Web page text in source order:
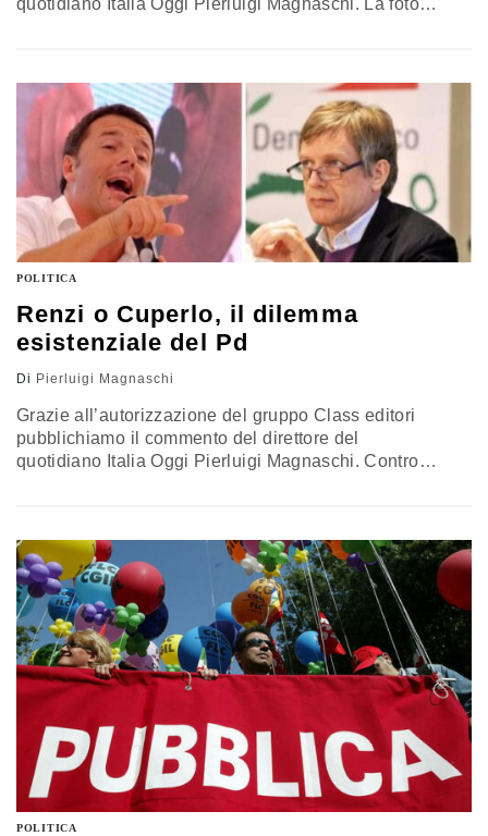
Siria combattono il regime sanguinario di Assad e che
esibiscono, con compiacimento, le armi, mentre si
preparano ad assassinare…
POLITICA
Renzi o Cuperlo, il dilemma
esistenziale del Pd
Di Pierluigi Magnaschi
Grazie all’autorizzazione del gruppo Class editori
pubblichiamo il commento del direttore del
quotidiano Italia Oggi Pierluigi Magnaschi. Contro
anche i pulcini di questi ultimi due leader e cioè Gianni
Cuperlo e Fabrizio Barca. Tutti e quattro infatti si rifanno
alla vulgata…
POLITICA